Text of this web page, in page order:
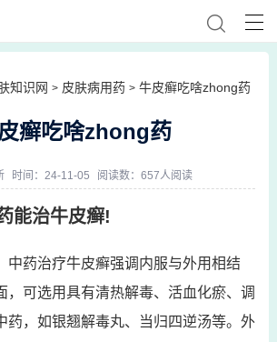
知识网 > 皮肤病用药 > 牛皮癣吃啥zhong药
癣吃啥zhong药
时间：24-11-05 阅读数：657人阅读
能治牛皮癣!
中药治疗牛皮癣强调内服与外用相结
，可选用具有清热解毒、活血化瘀、调
药，如银翘解毒丸、当归四逆汤等。外